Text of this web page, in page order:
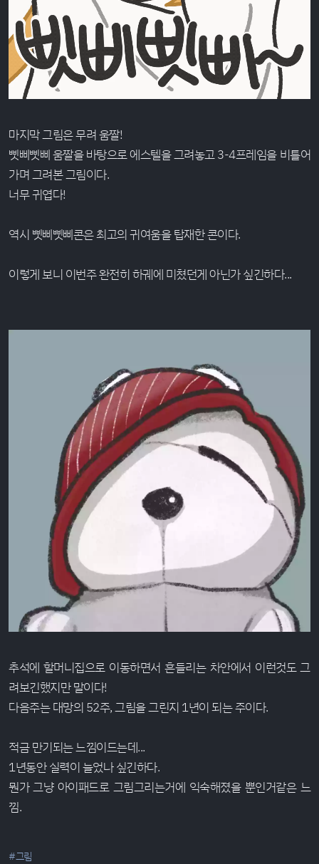
마지막 그림은 무려 움짤!
삣삐삣삐 움짤을 바탕으로 에스텔을 그려놓고 3-4프레임을 비틀어
가며 그려본 그림이다.
너무 귀엽다!
역시 삣삐삣삐콘은 최고의 귀여움을 탑재한 콘이다.
이렇게 보니 이번주 완전히 하궤에 미쳤던게 아닌가 싶긴하다...
추석에 할머니집으로 이동하면서 흔들리는 차안에서 이런것도 그
려보긴했지만 말이다!
다음주는 대망의 52주, 그림을 그린지 1년이 되는 주이다.
적금 만기되는 느낌이드는데...
1년동안 실력이 늘었나 싶긴하다.
뭔가 그냥 아이패드로 그림그리는거에 익숙해졌을 뿐인거같은 느
낌.
#그림